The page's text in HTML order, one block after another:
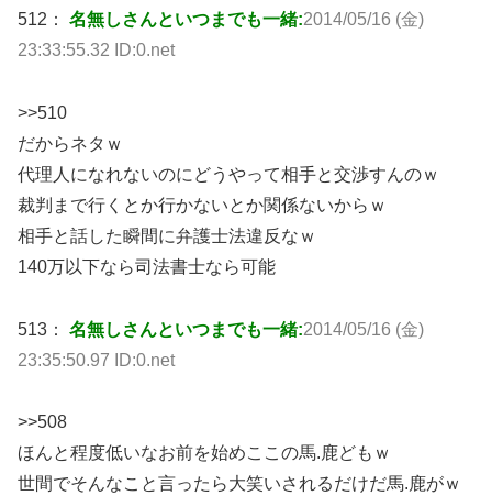
512： 名無しさんといつまでも一緒:2014/05/16 (金)
23:33:55.32 ID:0.net
>>510
だからネタｗ
代理人になれないのにどうやって相手と交渉すんのｗ
裁判まで行くとか行かないとか関係ないからｗ
相手と話した瞬間に弁護士法違反なｗ
140万以下なら司法書士なら可能
513： 名無しさんといつまでも一緒:2014/05/16 (金)
23:35:50.97 ID:0.net
>>508
ほんと程度低いなお前を始めここの馬.鹿どもｗ
世間でそんなこと言ったら大笑いされるだけだ馬.鹿がｗ